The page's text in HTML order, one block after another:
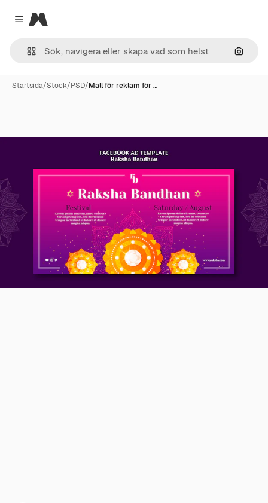
Close menu
Magnific
Sök
Startsida/Stock/PSD/Mall för reklam för …